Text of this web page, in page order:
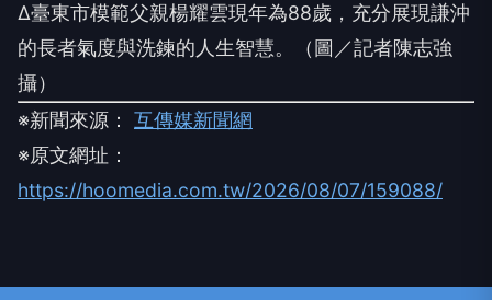
∆臺東市模範父親楊耀雲現年為88歲，充分展現謙沖
的長者氣度與洗鍊的人生智慧。（圖／記者陳志強
攝）
※新聞來源： 互傳媒新聞網
※原文網址：
https://hoomedia.com.tw/2026/08/07/159088/